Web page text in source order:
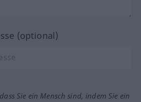
(optional)
Sie ein Mensch sind, indem Sie ein